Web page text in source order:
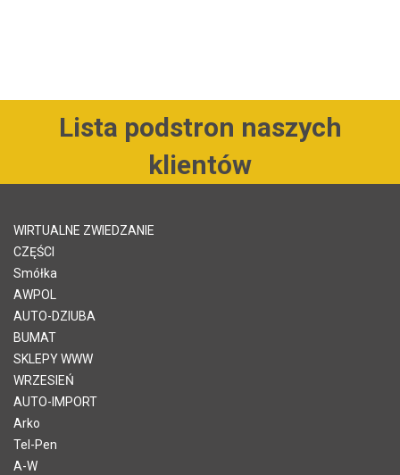
Lista podstron naszych
klientów
WIRTUALNE ZWIEDZANIE
CZĘŚCI
Smółka
AWPOL
AUTO-DZIUBA
BUMAT
SKLEPY WWW
WRZESIEŃ
AUTO-IMPORT
Arko
Tel-Pen
A-W